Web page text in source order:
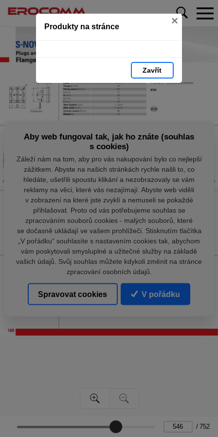
Produkty na stránce ×
Zavřít
/ 752
Aby web fungoval tak, jak ho znáte (souhlas
s cookies)
Záleží nám na tom, aby pro vás nakupování bylo co nejlepší
zážitkem. Abyste na našich stránkách rychle našli to, co
hledáte, ušetřili spoustu klikání a nezobrazovaly se vám
reklamy na věci, které vás nezajímají. Abyste web viděli
v zobrazení na které jste zvyklí a nemuseli se pokaždé
přihlašovat. Proto od vás potřebujeme souhlas se
zpracováním souborů cookies - malých souborů, které
se dočasně ukládají ve vašem prohlížeči. Stisknutím tlačítka
„V pořádku“ souhlasíte s nastavením cookies tak, abychom
vám poskytovali smysluplné a užitečné služby na základě
vašich údajů. Svůj souhlas můžete kdykoli změnit na stránce
zpracování osobních údajů.
Spravovat cookies V pořádku